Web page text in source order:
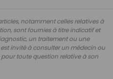
notamment celles relatives à
sont fournies à titre indicatif et
un traitement ou une
invité à consulter un médecin ou
toute question relative à son